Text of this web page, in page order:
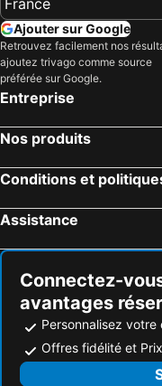
Ajouter sur Google
Retrouvez facilement nos
ajoutez trivago comme source
préférée sur Google.
Entreprise
Nos produits
Conditions et
Assistance
Connectez-
avantages
Personnalisez votre
Offres fidélité et